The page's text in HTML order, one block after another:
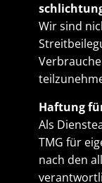
Wir sind
Haftung
Als
TMG für
nach den